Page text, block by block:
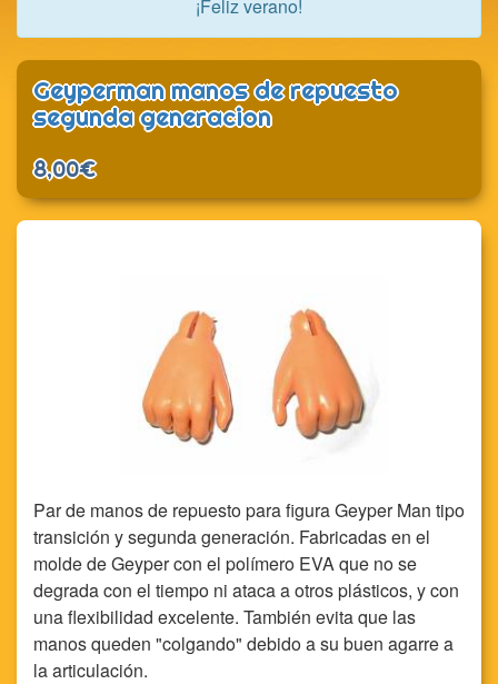
¡Feliz verano!
Geyperman manos de repuesto
segunda generacion
8,00€
Par de manos de repuesto para figura Geyper Man tipo
transición y segunda generación. Fabricadas en el
molde de Geyper con el polímero EVA que no se
degrada con el tiempo ni ataca a otros plásticos, y con
una flexibilidad excelente. También evita que las
manos queden "colgando" debido a su buen agarre a
la articulación.